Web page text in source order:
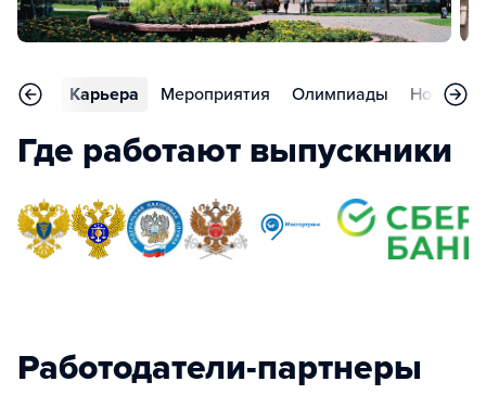
Карьера Мероприятия Олимпиады Новости
Где работают выпускники
Работодатели-партнеры